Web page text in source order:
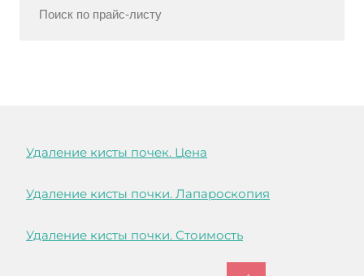
Удаление кисты почек. Цена
Удаление кисты почки. Лапароскопия
Удаление кисты почки. Стоимость